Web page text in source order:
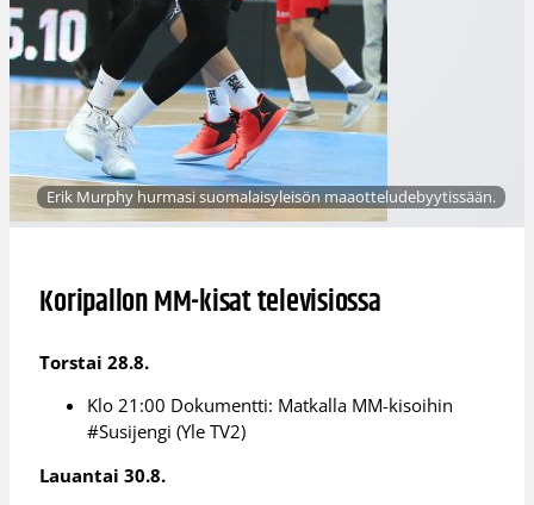
Erik Murphy hurmasi suomalaisyleisön maaotteludebyytissään.
Koripallon MM-kisat televisiossa
Torstai 28.8.
Klo 21:00 Dokumentti: Matkalla MM-kisoihin
#Susijengi (Yle TV2)
Lauantai 30.8.